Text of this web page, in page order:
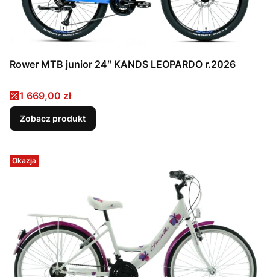
Rower MTB junior 24″ KANDS LEOPARDO r.2026
Cena promocyjna
1 669,00 zł
Zobacz produkt
Okazja